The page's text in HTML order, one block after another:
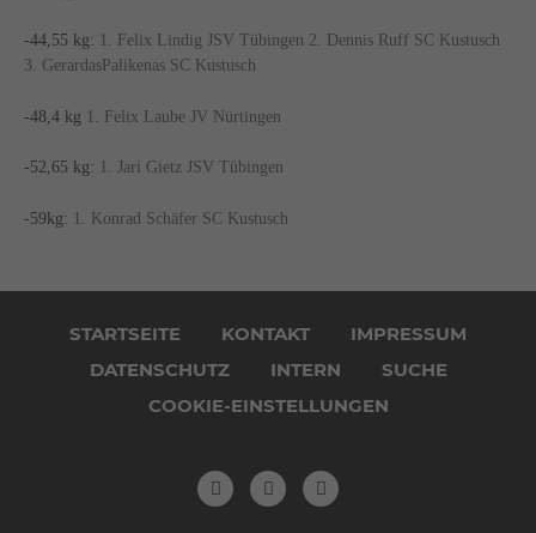
-44,55 kg: 1. Felix Lindig JSV Tübingen 2. Dennis Ruff SC Kustusch
3. GerardasPalikenas SC Kustusch
-48,4 kg 1. Felix Laube JV Nürtingen
-52,65 kg: 1. Jari Gietz JSV Tübingen
-59kg: 1. Konrad Schäfer SC Kustusch
überspringenSTARTSEITE KONTAKT
IMPRESSUM
DATENSCHUTZ
INTERN
SUCHE
COOKIE-EINSTELLUNGEN